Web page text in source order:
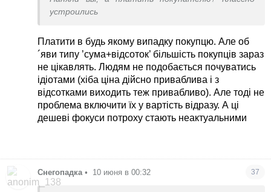
устроились
Платити в будь якому випадку покупцю. Але об
´яви типу ’сума+відсоток’ більшість покупців зараз
не цікавлять. Людям не подобається почуватись
ідіотами (хіба ціна дійсно приваблива і з
відсотками виходить теж привабливо). Але тоді не
проблема включити їх у вартість відразу. А ці
дешеві фокуси потроху стають неактуальними
Снегопадка • 10 июня в 00:32 37